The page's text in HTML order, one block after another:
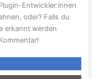
Entwickler:innen
oder? Falls du
erkannt werden